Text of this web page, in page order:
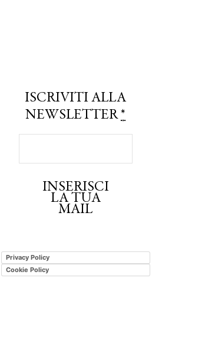
ISCRIVITI ALLA
NEWSLETTER*
INSERISCI
LA TUA
MAIL
Privacy Policy
Cookie Policy